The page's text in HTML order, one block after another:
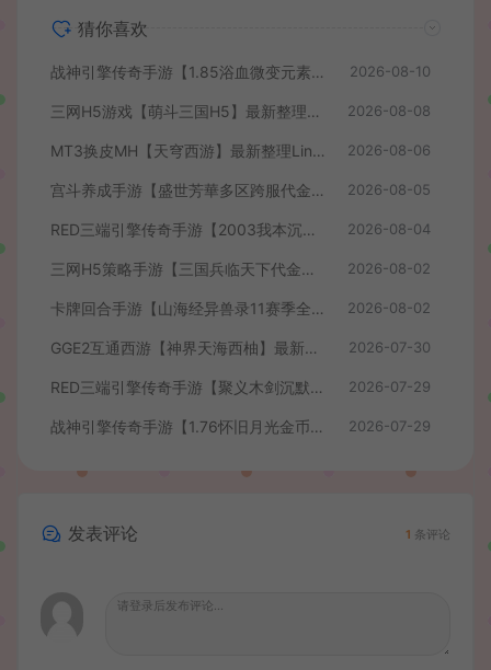
猜你喜欢
战神引擎传奇手游【1.85浴血微变元素三大陆-白猪3】最新整理Win系复古服务端+安卓苹果双端+GM授权后台+详细搭建教程 2026-08-10
三网H5游戏【萌斗三国H5】最新整理WIN系服务端+GM后台+详细搭建教程 2026-08-08
MT3换皮MH【天穹西游】最新整理Linux手工服务端+安卓苹果双端+GM后台+详细搭建教程+全套源码+视频教程 2026-08-06
宫斗养成手游【盛世芳華多区跨服代金券本地优化版】最新整理单机一键即玩端+Linux手工服务端+CDK授权后台+安卓+详细搭建教程 2026-08-05
RED三端引擎传奇手游【2003我本沉默】最新整理Win系服务端+安卓苹果PC三端+详细搭建教程 2026-08-04
三网H5策略手游【三国兵临天下代金券内购七合修复版】最新整理单机一键即玩镜像端+Linux手工服务端+管理后台+GM授权后台+简易安卓客户端+详细搭建教程+视频教程 2026-08-02
卡牌回合手游【山海经异兽录11赛季全人物代金券内购版】最新整理WIN系服务端+授权GM后台+管理后台+热更修改工具+安卓+详细搭建教程 2026-08-02
GGE2互通西游【神界天海西柚】最新整理Win系服务端+安卓苹果PC三端+内置GM工具+全套源码+详细搭建教程+视频教程 2026-07-30
RED三端引擎传奇手游【聚义木剑沉默高仿嘟嘟沉默】最新整理Win系服务端+安卓苹果PC三端+详细搭建教程 2026-07-29
战神引擎传奇手游【1.76怀旧月光金币版】最新整理Win系复古服务端+安卓苹果双端+GM授权物品后台+详细搭建教程 2026-07-29
发表评论 1 条评论